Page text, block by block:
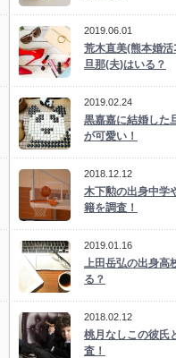
2019.06.01
荒木直美(熊本婚活
旦那(夫)はいる？
2019.02.24
黒嘉嘉に結婚した
が可愛い！
2018.12.12
木下勲の出身中学
籍を調査！
2019.01.16
上田岳弘の出身
る？
2018.02.12
桃月なしこの彼氏
査！